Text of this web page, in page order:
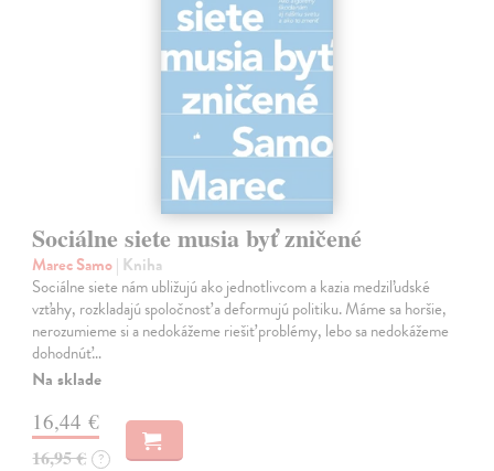
Sociálne siete musia byť zničené
Marec Samo| Kniha
Sociálne siete nám ubližujú ako jednotlivcom a kazia medziľudské
vzťahy, rozkladajú spoločnosť a deformujú politiku. Máme sa horšie,
nerozumieme si a nedokážeme riešiť problémy, lebo sa nedokážeme
dohodnúť…
Na sklade
16,44 €
16,95 € ?